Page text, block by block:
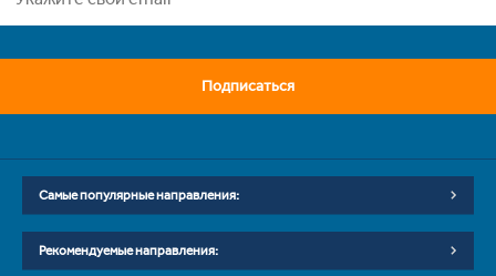
Подписаться
Самые популярные направления:
Рекомендуемые направления: